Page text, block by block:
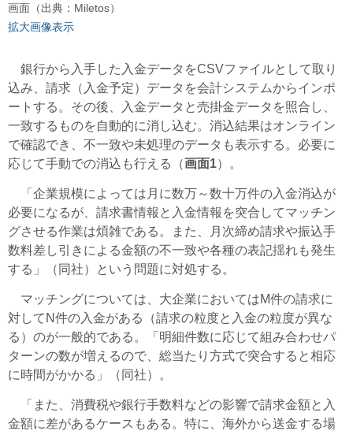
画面（出典：Miletos）
拡大画像表示
銀行から入手した入金データをCSVファイルとして取り
込み、請求（入金予定）データを会計システムからインポ
ートする。その後、入金データと売掛金データを照合し、
一致するものを自動的に消し込む。消込結果はオンライン
で確認でき、不一致や未処理のデータも表示する。必要に
応じて手動での消込も行える（画面1）。
「企業規模によっては月に数万～数十万件の入金消込が
必要になるが、請求書情報と入金情報を突合してマッチン
グさせる作業は煩雑である。また、月次締め請求や振込手
数料差し引きによる金額の不一致や各種の表記揺れも発生
する」（同社）という問題に対処する。
マッチングについては、大企業においてはM件の請求に
対してN件の入金がある（請求の粒度と入金の粒度が異な
る）のが一般的である。「明細件数に応じて組み合わせパ
ターンの数が増えるので、総当たり方式で突合すると相応
に時間がかかる」（同社）。
「また、消費税や銀行手数料などの影響で請求金額と入
金額に差があるケースもある。特に、海外から送金する場